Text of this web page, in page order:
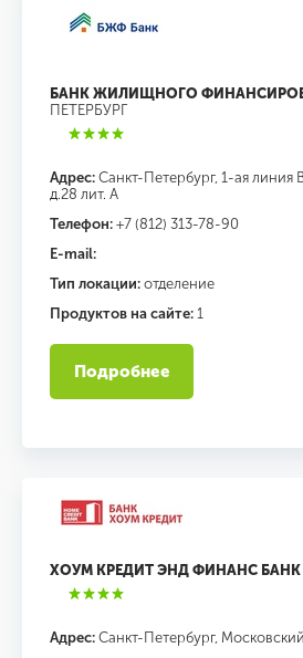
БАНК ЖИЛИЩНОГО
ПЕТЕРБУРГ
Адрес: Санкт-Петербург, 1-ая линия
д.28 лит. А
Телефон: +7 (812) 313-78-90
E-mail:
Тип локации: отделение
Продуктов на сайте: 1
Подробнее
ХОУМ КРЕДИТ ЭНД ФИНАНС БАНК
Адрес: Санкт-Петербург,